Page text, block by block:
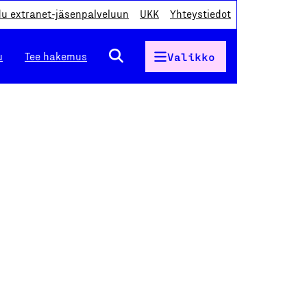
extranet-jäsenpalveluun UKK Yhteystiedot
Tee hakemus Valikko